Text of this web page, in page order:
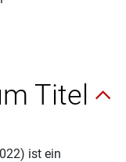
Titel
ist ein